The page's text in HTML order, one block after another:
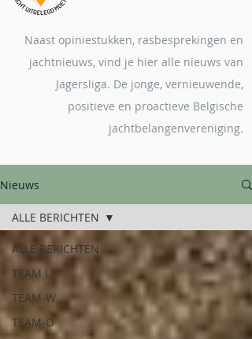
Naast opiniestukken, rasbesprekingen en
jachtnieuws, vind je hier alle nieuws van
Jagersliga. De jonge, vernieuwende,
positieve en proactieve Belgische
jachtbelangenvereniging.
Nieuws
ALLE BERICHTEN
TEAM L
TEAM-W
TEAM-O
ALLE BERICHTEN